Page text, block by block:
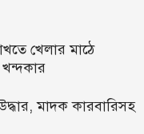
খেলার মাঠে
মাদক কারবারিসহ